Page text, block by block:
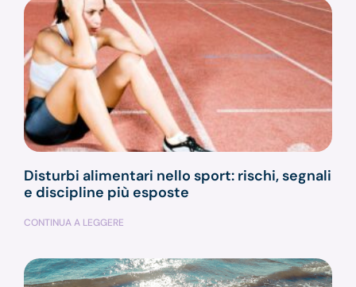
Disturbi alimentari nello sport: rischi, segnali
e discipline più esposte
CONTINUA A LEGGERE